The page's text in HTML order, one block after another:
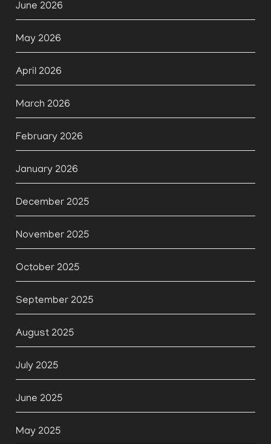
June 2026
May 2026
April 2026
March 2026
February 2026
January 2026
December 2025
November 2025
October 2025
September 2025
August 2025
July 2025
June 2025
May 2025